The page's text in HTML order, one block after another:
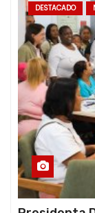
DESTACADO